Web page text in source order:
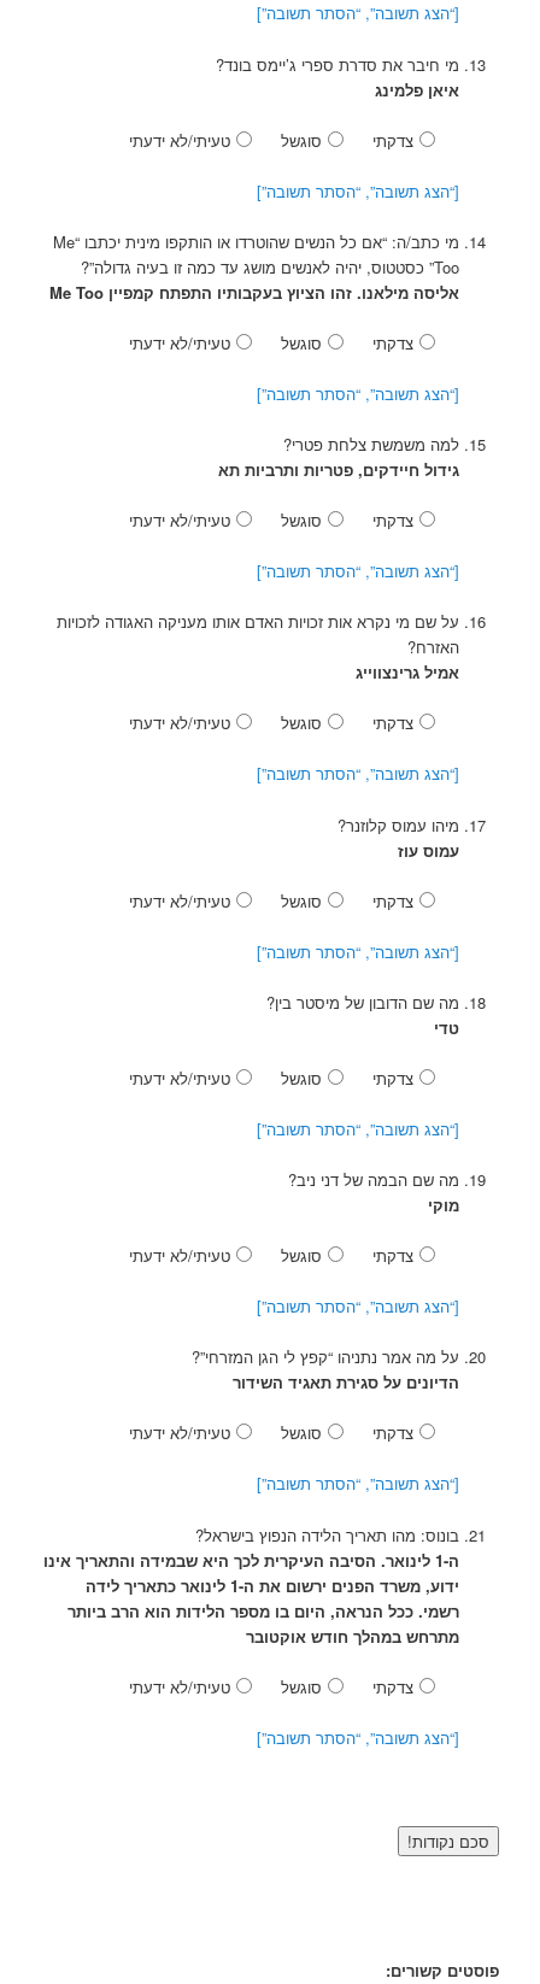
[“הצג תשובה”, “הסתר תשובה”]
מי חיבר את סדרת ספרי ג’יימס בונד?
איאן פלמינג
צדקתי סוגשל טעיתי/לא ידעתי
[“הצג תשובה”, “הסתר תשובה”]
מי כתב/ה: “אם כל הנשים שהוטרדו או הותקפו מינית יכתבו “Me
Too” כסטטוס, יהיה לאנשים מושג עד כמה זו בעיה גדולה”?
אליסה מילאנו. זהו הציוץ בעקבותיו התפתח קמפיין Me Too
צדקתי סוגשל טעיתי/לא ידעתי
[“הצג תשובה”, “הסתר תשובה”]
למה משמשת צלחת פטרי?
גידול חיידקים, פטריות ותרביות תא
צדקתי סוגשל טעיתי/לא ידעתי
[“הצג תשובה”, “הסתר תשובה”]
על שם מי נקרא אות זכויות האדם אותו מעניקה האגודה לזכויות
האזרח?
אמיל גרינצווייג
צדקתי סוגשל טעיתי/לא ידעתי
[“הצג תשובה”, “הסתר תשובה”]
מיהו עמוס קלוזנר?
עמוס עוז
צדקתי סוגשל טעיתי/לא ידעתי
[“הצג תשובה”, “הסתר תשובה”]
מה שם הדובון של מיסטר בין?
טדי
צדקתי סוגשל טעיתי/לא ידעתי
[“הצג תשובה”, “הסתר תשובה”]
מה שם הבמה של דני ניב?
מוקי
צדקתי סוגשל טעיתי/לא ידעתי
[“הצג תשובה”, “הסתר תשובה”]
על מה אמר נתניהו “קפץ לי הגן המזרחי”?
הדיונים על סגירת תאגיד השידור
צדקתי סוגשל טעיתי/לא ידעתי
[“הצג תשובה”, “הסתר תשובה”]
בונוס: מהו תאריך הלידה הנפוץ בישראל?
ה-1 לינואר. הסיבה העיקרית לכך היא שבמידה והתאריך אינו
ידוע, משרד הפנים ירשום את ה-1 לינואר כתאריך לידה
רשמי. ככל הנראה, היום בו מספר הלידות הוא הרב ביותר
מתרחש במהלך חודש אוקטובר
צדקתי סוגשל טעיתי/לא ידעתי
[“הצג תשובה”, “הסתר תשובה”]
פוסטים קשורים: